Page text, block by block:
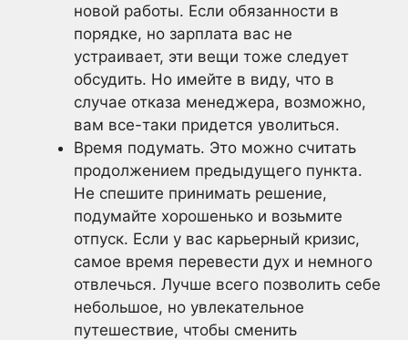
новой работы. Если обязанности в
порядке, но зарплата вас не
устраивает, эти вещи тоже следует
обсудить. Но имейте в виду, что в
случае отказа менеджера, возможно,
вам все-таки придется уволиться.
Время подумать. Это можно считать
продолжением предыдущего пункта.
Не спешите принимать решение,
подумайте хорошенько и возьмите
отпуск. Если у вас карьерный кризис,
самое время перевести дух и немного
отвлечься. Лучше всего позволить себе
небольшое, но увлекательное
путешествие, чтобы сменить